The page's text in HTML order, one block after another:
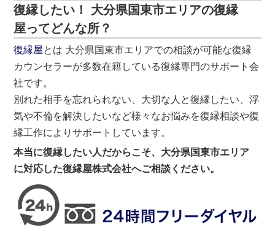
復縁したい！ 大分県国東市エリアの復縁
屋ってどんな所？
復縁屋とは 大分県国東市エリアでの相談が可能な復縁
カウンセラーが多数在籍している復縁専門のサポート会
社です。
別れた相手を忘れられない、大切な人と復縁したい、浮
気や不倫を解決したいなど様々なお悩みを復縁相談や復
縁工作によりサポートしています。
本当に復縁したい人だからこそ、大分県国東市エリア
に対応した復縁屋株式会社へご相談ください。